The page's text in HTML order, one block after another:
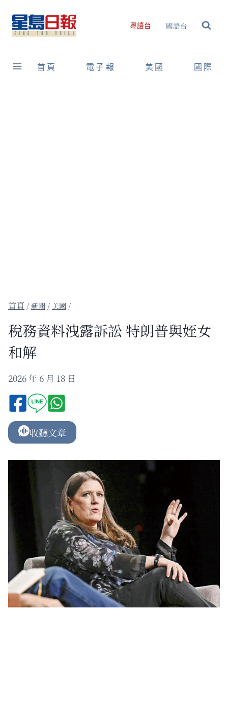
content
粵語台 國語台
首頁 電子報 美國 國際
/新聞 / 美國 /
稅務資料洩露訴訟 特朗普與姪女
和解
2026 年 6 月 18 日
收聽文章